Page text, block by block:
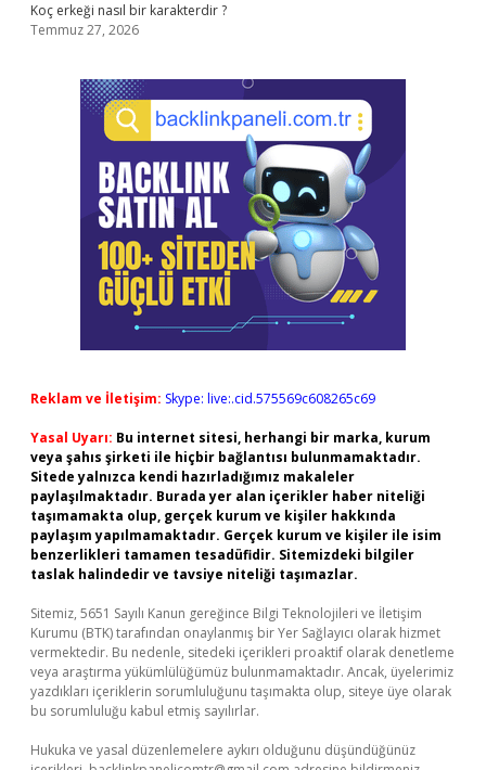
Koç erkeği nasıl bir karakterdir ?
Temmuz 27, 2026
Reklam ve İletişim: Skype: live:.cid.575569c608265c69
Yasal Uyarı: Bu internet sitesi, herhangi bir marka, kurum
veya şahıs şirketi ile hiçbir bağlantısı bulunmamaktadır.
Sitede yalnızca kendi hazırladığımız makaleler
paylaşılmaktadır. Burada yer alan içerikler haber niteliği
taşımamakta olup, gerçek kurum ve kişiler hakkında
paylaşım yapılmamaktadır. Gerçek kurum ve kişiler ile isim
benzerlikleri tamamen tesadüfidir. Sitemizdeki bilgiler
taslak halindedir ve tavsiye niteliği taşımazlar.
Sitemiz, 5651 Sayılı Kanun gereğince Bilgi Teknolojileri ve İletişim
Kurumu (BTK) tarafından onaylanmış bir Yer Sağlayıcı olarak hizmet
vermektedir. Bu nedenle, sitedeki içerikleri proaktif olarak denetleme
veya araştırma yükümlülüğümüz bulunmamaktadır. Ancak, üyelerimiz
yazdıkları içeriklerin sorumluluğunu taşımakta olup, siteye üye olarak
bu sorumluluğu kabul etmiş sayılırlar.
Hukuka ve yasal düzenlemelere aykırı olduğunu düşündüğünüz